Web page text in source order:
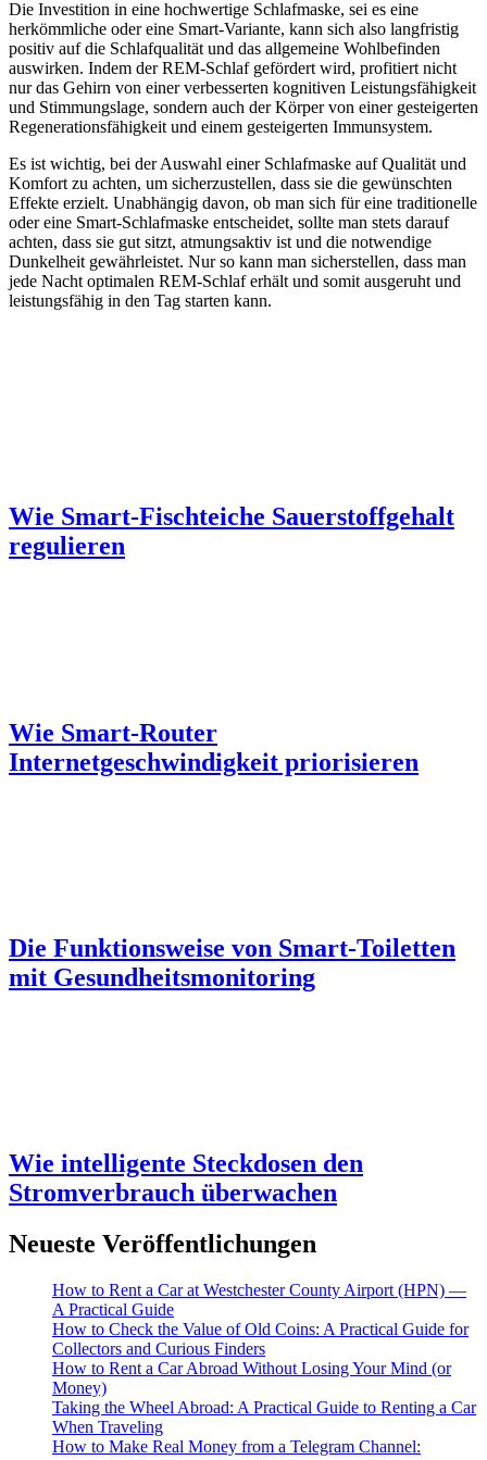
Die Investition in eine hochwertige Schlafmaske, sei es eine
herkömmliche oder eine Smart-Variante, kann sich also langfristig
positiv auf die Schlafqualität und das allgemeine Wohlbefinden
auswirken. Indem der REM-Schlaf gefördert wird, profitiert nicht
nur das Gehirn von einer verbesserten kognitiven Leistungsfähigkeit
und Stimmungslage, sondern auch der Körper von einer gesteigerten
Regenerationsfähigkeit und einem gesteigerten Immunsystem.
Es ist wichtig, bei der Auswahl einer Schlafmaske auf Qualität und
Komfort zu achten, um sicherzustellen, dass sie die gewünschten
Effekte erzielt. Unabhängig davon, ob man sich für eine traditionelle
oder eine Smart-Schlafmaske entscheidet, sollte man stets darauf
achten, dass sie gut sitzt, atmungsaktiv ist und die notwendige
Dunkelheit gewährleistet. Nur so kann man sicherstellen, dass man
jede Nacht optimalen REM-Schlaf erhält und somit ausgeruht und
leistungsfähig in den Tag starten kann.
Wie Smart-Fischteiche Sauerstoffgehalt
regulieren
Wie Smart-Router
Internetgeschwindigkeit priorisieren
Die Funktionsweise von Smart-Toiletten
mit Gesundheitsmonitoring
Wie intelligente Steckdosen den
Stromverbrauch überwachen
Neueste Veröffentlichungen
How to Rent a Car at Westchester County Airport (HPN) —
A Practical Guide
How to Check the Value of Old Coins: A Practical Guide for
Collectors and Curious Finders
How to Rent a Car Abroad Without Losing Your Mind (or
Money)
Taking the Wheel Abroad: A Practical Guide to Renting a Car
When Traveling
How to Make Real Money from a Telegram Channel: